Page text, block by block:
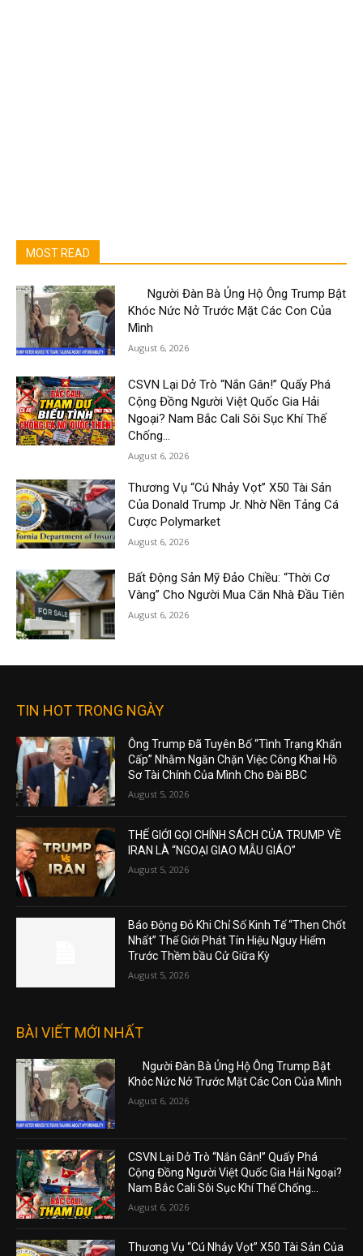
MOST READ
Người Đàn Bà Ủng Hộ Ông Trump Bật
Khóc Nức Nở Trước Mặt Các Con Của
Mình
August 6, 2026
CSVN Lại Dở Trò “Nắn Gân!” Quấy Phá
Cộng Đồng Người Việt Quốc Gia Hải
Ngoại? Nam Bắc Cali Sôi Sục Khí Thế
Chống...
August 6, 2026
Thương Vụ “Cú Nhảy Vọt” X50 Tài Sản
Của Donald Trump Jr. Nhờ Nền Tảng Cá
Cược Polymarket
August 6, 2026
Bất Động Sản Mỹ Đảo Chiều: “Thời Cơ
Vàng” Cho Người Mua Căn Nhà Đầu Tiên
August 6, 2026
TIN HOT TRONG NGÀY
Ông Trump Đã Tuyên Bố “Tình Trạng Khẩn
Cấp” Nhằm Ngăn Chặn Việc Công Khai Hồ
Sơ Tài Chính Của Mình Cho Đài BBC
August 5, 2026
THẾ GIỚI GỌI CHÍNH SÁCH CỦA TRUMP VỀ
IRAN LÀ “NGOẠI GIAO MẪU GIÁO”
August 5, 2026
Báo Động Đỏ Khi Chỉ Số Kinh Tế “Then Chốt
Nhất” Thế Giới Phát Tín Hiệu Nguy Hiểm
Trước Thềm bầu Cử Giữa Kỳ
August 5, 2026
BÀI VIẾT MỚI NHẤT
Người Đàn Bà Ủng Hộ Ông Trump Bật
Khóc Nức Nở Trước Mặt Các Con Của Mình
August 6, 2026
CSVN Lại Dở Trò “Nắn Gân!” Quấy Phá
Cộng Đồng Người Việt Quốc Gia Hải Ngoại?
Nam Bắc Cali Sôi Sục Khí Thế Chống...
August 6, 2026
Thương Vụ “Cú Nhảy Vọt” X50 Tài Sản Của